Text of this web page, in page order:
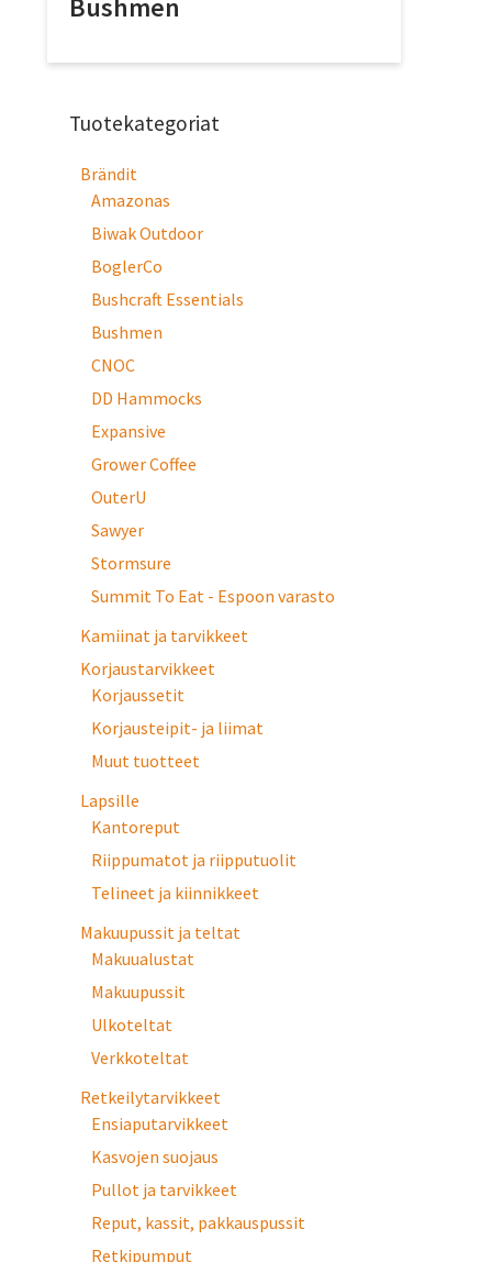
Tuotekategoriat
Brändit
Amazonas
Biwak Outdoor
BoglerCo
Bushcraft Essentials
Bushmen
CNOC
DD Hammocks
Expansive
Grower Coffee
OuterU
Sawyer
Stormsure
Summit To Eat - Espoon varasto
Kamiinat ja tarvikkeet
Korjaustarvikkeet
Korjaussetit
Korjausteipit- ja liimat
Muut tuotteet
Lapsille
Kantoreput
Riippumatot ja riipputuolit
Telineet ja kiinnikkeet
Makuupussit ja teltat
Makuualustat
Makuupussit
Ulkoteltat
Verkkoteltat
Retkeilytarvikkeet
Ensiaputarvikkeet
Kasvojen suojaus
Pullot ja tarvikkeet
Reput, kassit, pakkauspussit
Retkipumput
Bushmen